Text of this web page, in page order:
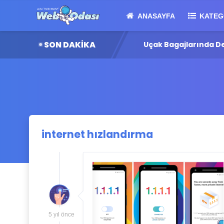
ANASAYFA
SON DAKİKA
Milyar Dolarlık Dev Yatırım Uçak Bagajlarında
internet hızlandırma
5 yıl önce